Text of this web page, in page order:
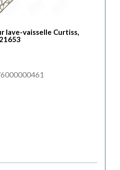
lave-vaisselle Curtiss,